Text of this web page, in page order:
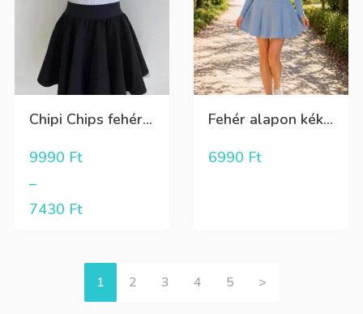
Chipi Chips fehér...
7430 Ft
–
9990 Ft
Fehér alapon kék...
6990 Ft
1 2 3 4 5 >